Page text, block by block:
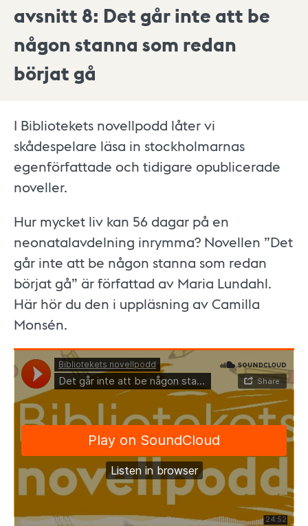
avsnitt 8: Det går inte att be
någon stanna som redan
börjat gå
I Bibliotekets novellpodd låter vi
skådespelare läsa in stockholmarnas
egenförfattade och tidigare opublicerade
noveller.
Hur mycket liv kan 56 dagar på en
neonatalavdelning inrymma? Novellen ”Det
går inte att be någon stanna som redan
börjat gå” är författad av Maria Lundahl.
Här hör du den i uppläsning av Camilla
Monsén.